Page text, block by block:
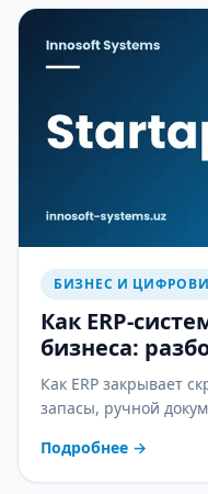
БИЗНЕС И
Как ERP-
бизнеса:
Как ERP закрывает
запасы, ручной
разбор.
Подробнее →